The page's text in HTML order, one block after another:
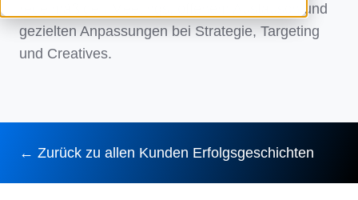
regelmäßigen Meetings, offenem Austausch und
gezielten Anpassungen bei Strategie, Targeting
und Creatives.
← Zurück zu allen Kunden Erfolgsgeschichten